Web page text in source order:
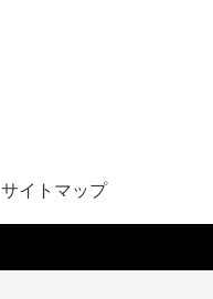
サイトマップ